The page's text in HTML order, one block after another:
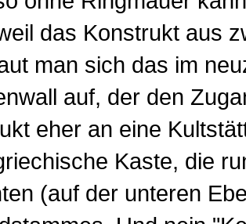
das Konstrukt aus
man sich das im
auf, der den
eher an eine
Kaste, die
(auf der unteren